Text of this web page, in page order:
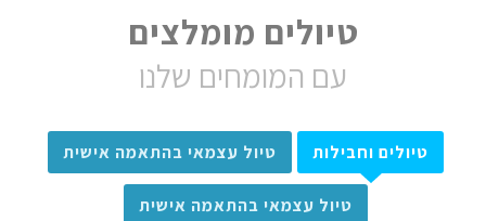
טיולים מומלצים
עם המומחים שלנו
טיולים וחבילות טיול עצמאי בהתאמה אישית
טיול עצמאי בהתאמה אישית